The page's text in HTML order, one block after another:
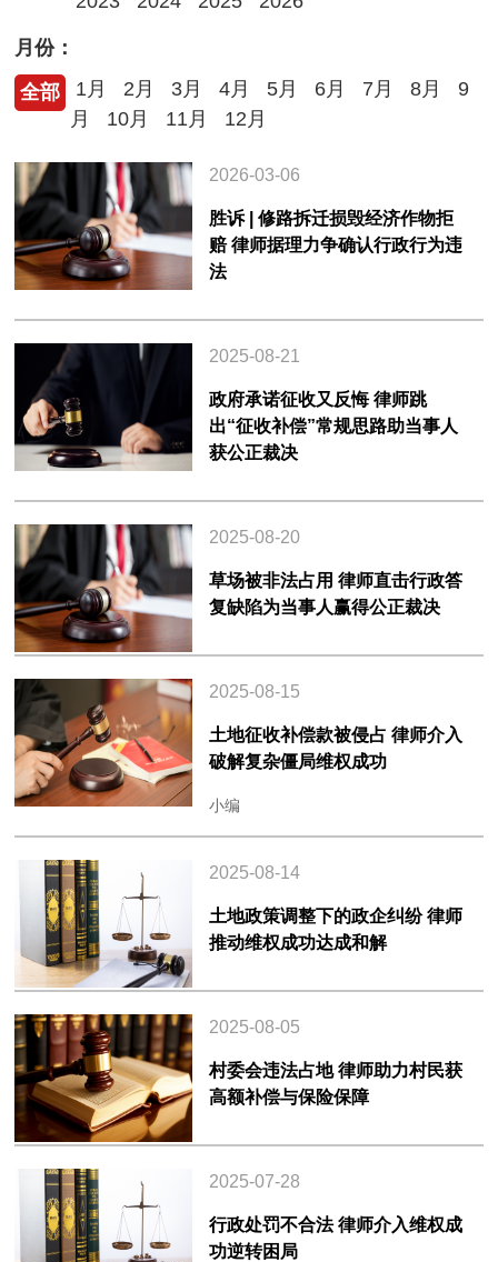
月份：
全部
1月 2月 3月 4月 5月 6月 7月 8月
9
月
10月 11月 12月
2026-03-06
胜诉 | 修路拆迁损毁经济作物拒
赔 律师据理力争确认行政行为违
法
2025-08-21
政府承诺征收又反悔 律师跳
出“征收补偿”常规思路助当事人
获公正裁决
2025-08-20
草场被非法占用 律师直击行政答
复缺陷为当事人赢得公正裁决
2025-08-15
土地征收补偿款被侵占 律师介入
破解复杂僵局维权成功
小编
2025-08-14
土地政策调整下的政企纠纷 律师
推动维权成功达成和解
2025-08-05
村委会违法占地 律师助力村民获
高额补偿与保险保障
2025-07-28
行政处罚不合法 律师介入维权成
功逆转困局